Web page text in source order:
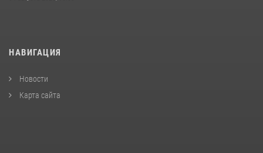
НАВИГАЦИЯ
Новости
Карта сайта